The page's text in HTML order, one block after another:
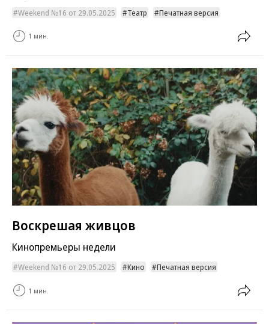
Weekend №16 от 29.05.2025 Театр Печатная версия
1 мин.
Воскрешая живцов
Кинопремьеры недели
Weekend №16 от 29.05.2025 Кино Печатная версия
1 мин.